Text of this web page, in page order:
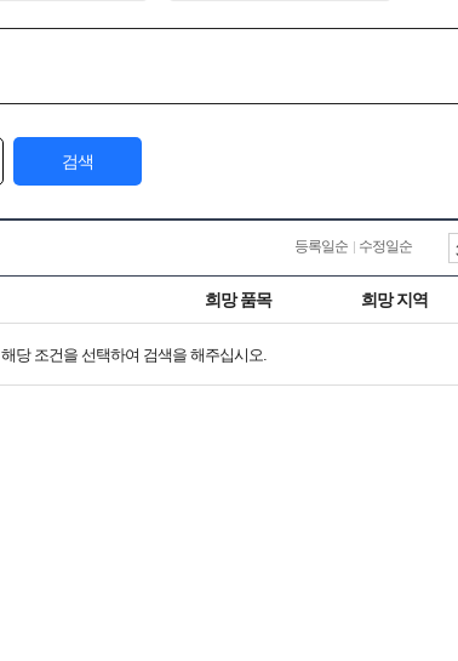
검색
등록일순 수정일순
희망 품목 희망 지역
당 조건을 선택하여 검색을 해주십시오.